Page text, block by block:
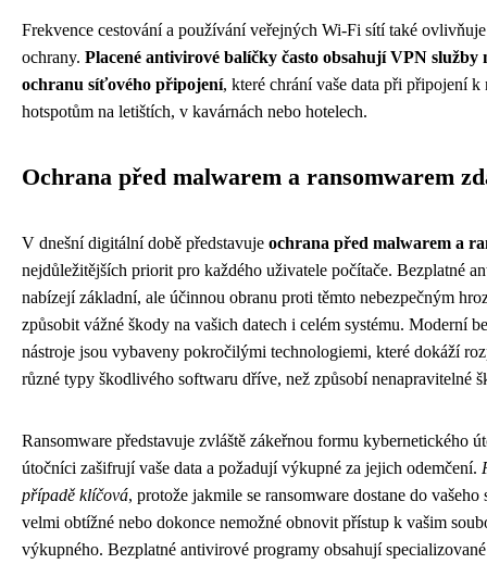
Frekvence cestování a používání veřejných Wi-Fi sítí také
ochrany. Placené antivirové balíčky často obsahují VPN služby
ochranu síťového připojení, které chrání vaše data při připojení k
hotspotům na letištích, v kavárnách nebo hotelech.
Ochrana před malwarem a ransomwarem
V dnešní digitální době představuje ochrana před malwarem a
nejdůležitějších priorit pro každého uživatele počítače. Bezplatné
nabízejí základní, ale účinnou obranu proti těmto nebezpečným
způsobit vážné škody na vašich datech i celém systému. Moderní
nástroje jsou vybaveny pokročilými technologiemi, které dokáží
různé typy škodlivého softwaru dříve, než způsobí nenapravitelné
Ransomware představuje zvláště zákeřnou formu kybernetického
útočníci zašifrují vaše data a požadují výkupné za jejich odemčení.
případě klíčová, protože jakmile se ransomware dostane do vašeho
velmi obtížné nebo dokonce nemožné obnovit přístup k vašim
výkupného. Bezplatné antivirové programy obsahují